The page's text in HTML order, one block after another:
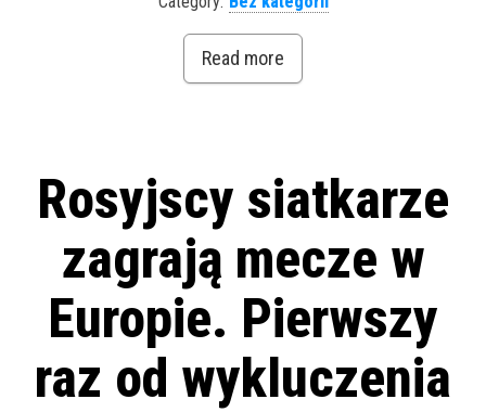
Read more
Rosyjscy siatkarze
zagrają mecze w
Europie. Pierwszy
raz od wykluczenia